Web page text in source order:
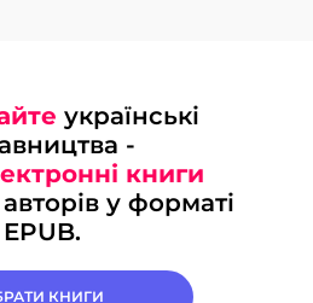
українські
-
книги
у форматі
EPUB.
КНИГИ